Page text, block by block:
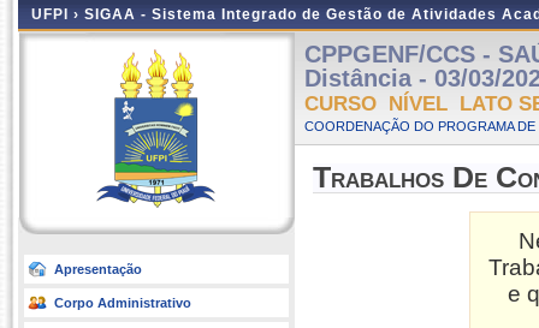
UFPI › SIGAA - Sistema Integrado de Gestão de Atividades
Apresentação
Corpo Administrativo
CPPGENF/CCS -
Distância - 03/03/
CURSO NÍVEL LATO
COORDENAÇÃO DO PROGRAMA
Trabalhos De
e